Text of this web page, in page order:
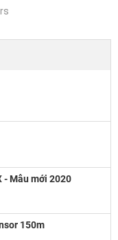
- Mẫu mới 2020
150m